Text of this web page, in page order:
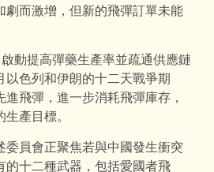
劇而激增，但新的飛彈訂單未能
動提高彈藥生產率並疏通供應鏈
以色列和伊朗的十二天戰爭期
飛彈，進一步消耗飛彈庫存，
產目標。
委員會正聚焦若與中國發生衝突
的十二種武器，包括愛國者飛